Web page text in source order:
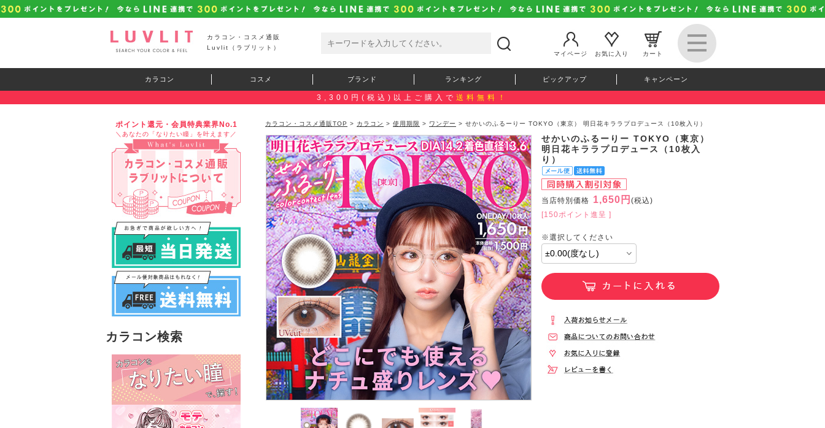
カラコン・コスメ通販
Luvlit（ラブリット）
マイページ
お気に入り カート
カラコン コスメ ブランド ランキング ピックアップ キャンペーン
3,300円(税込)以上ご購入で 送料無料！
ポイント還元・会員特典業界No.1
＼あなたの「なりたい瞳」を叶えます／
カラコン検索
カラコン・コスメ通販TOP > カラコン > 使用期限 > ワンデー > せかいのふるーりー TOKYO（東京） 明日花キララプロデュース（10枚入り）
せかいのふるーりー TOKYO（東京）
明日花キララプロデュース（10枚入
り）
当店特別価格 1,650円 (税込)
[150ポイント進呈 ]